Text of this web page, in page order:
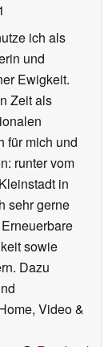
ich als
und
Ewigkeit.
Zeit als
für mich und
runter vom
in
sehr gerne
sowie
Dazu
Video &